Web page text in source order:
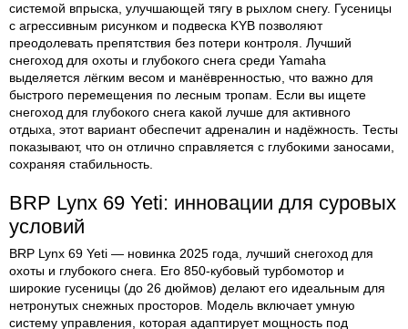
системой впрыска, улучшающей тягу в рыхлом снегу. Гусеницы
с агрессивным рисунком и подвеска KYB позволяют
преодолевать препятствия без потери контроля. Лучший
снегоход для охоты и глубокого снега среди Yamaha
выделяется лёгким весом и манёвренностью, что важно для
быстрого перемещения по лесным тропам. Если вы ищете
снегоход для глубокого снега какой лучше для активного
отдыха, этот вариант обеспечит адреналин и надёжность. Тесты
показывают, что он отлично справляется с глубокими заносами,
сохраняя стабильность.
BRP Lynx 69 Yeti: инновации для суровых
условий
BRP Lynx 69 Yeti — новинка 2025 года, лучший снегоход для
охоты и глубокого снега. Его 850-кубовый турбомотор и
широкие гусеницы (до 26 дюймов) делают его идеальным для
нетронутых снежных просторов. Модель включает умную
систему управления, которая адаптирует мощность под